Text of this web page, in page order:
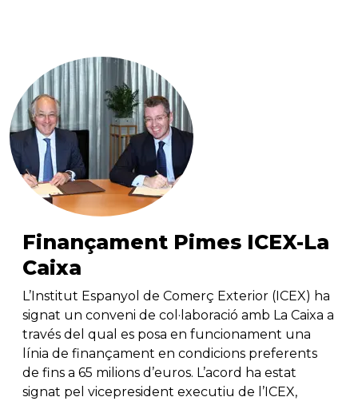
Finançament Pimes ICEX-La
Caixa
L’Institut Espanyol de Comerç Exterior (ICEX) ha
signat un conveni de col·laboració amb La Caixa a
través del qual es posa en funcionament una
línia de finançament en condicions preferents
de fins a 65 milions d’euros. L’acord ha estat
signat pel vicepresident executiu de l’ICEX,